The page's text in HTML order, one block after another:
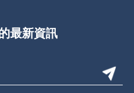
最新資訊